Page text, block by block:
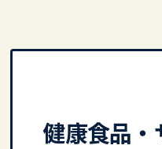
健康食品